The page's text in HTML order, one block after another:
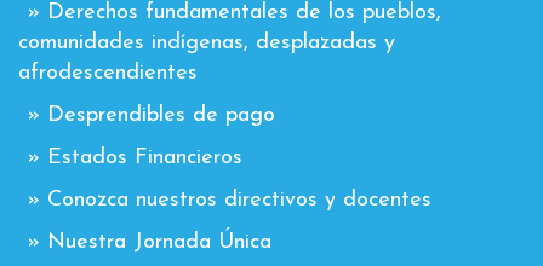
» Derechos fundamentales de los pueblos,
comunidades indígenas, desplazadas y
afrodescendientes
» Desprendibles de pago
» Estados Financieros
» Conozca nuestros directivos y docentes
» Nuestra Jornada Única